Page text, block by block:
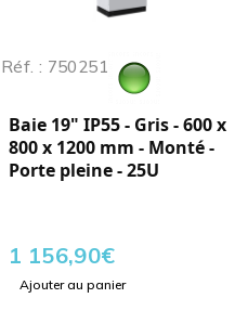
Réf. : 750251
Baie 19" IP55 - Gris - 600 x
800 x 1200 mm - Monté -
Porte pleine - 25U
1 156,90€
Ajouter au panier